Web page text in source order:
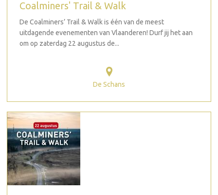
Coalminers' Trail & Walk
De Coalminers’ Trail & Walk is één van de meest
uitdagende evenementen van Vlaanderen! Durf jij het aan
om op zaterdag 22 augustus de...
De Schans